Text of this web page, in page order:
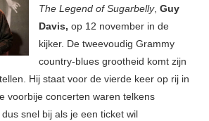
The Legend of Sugarbelly, Guy
Davis, op 12 november in de
kijker. De tweevoudig Grammy
country-blues grootheid komt zijn
Hij staat voor de vierde keer op rij in
voorbije concerten waren telkens
snel bij als je een ticket wil